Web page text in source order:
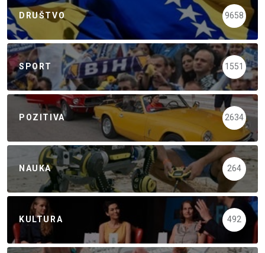
DRUŠTVO 9658
SPORT 1551
POZITIVA 2634
NAUKA 264
KULTURA 492